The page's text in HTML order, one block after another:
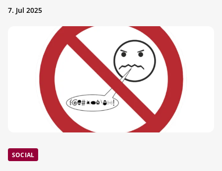
7. Jul 2025
SOCIAL